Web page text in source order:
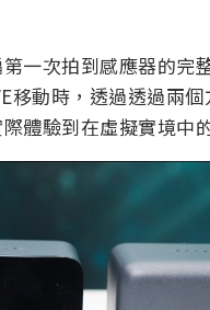
一次拍到感應器的完
移動時，透過透過兩
體驗到在虛擬實境中